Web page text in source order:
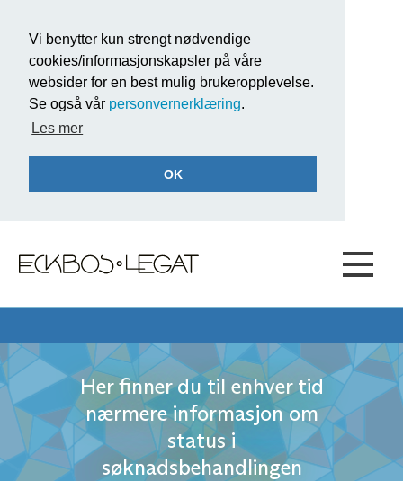
Vi benytter kun strengt nødvendige
cookies/informasjonskapsler på våre
websider for en best mulig brukeropplevelse.
Se også vår personvernerklæring.
Les mer
OK
Her finner du til enhver tid
nærmere informasjon om
status i
søknadsbehandlingen